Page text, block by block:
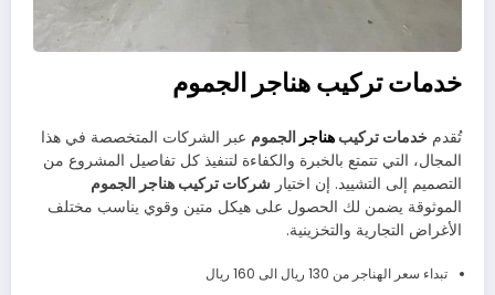
خدمات تركيب هناجر الجموم
تُقدم خدمات تركيب هناجر الجموم عبر الشركات المتخصصة في هذا
المجال، التي تتمتع بالخبرة والكفاءة لتنفيذ كل تفاصيل المشروع من
التصميم إلى التشييد. إن اختيار شركات تركيب هناجر الجموم
الموثوقة يضمن لك الحصول على هيكل متين وقوي يناسب مختلف
الأغراض التجارية والتخزينية.
تبداء سعر الهناجر من 130 ريال الى 160 ريال